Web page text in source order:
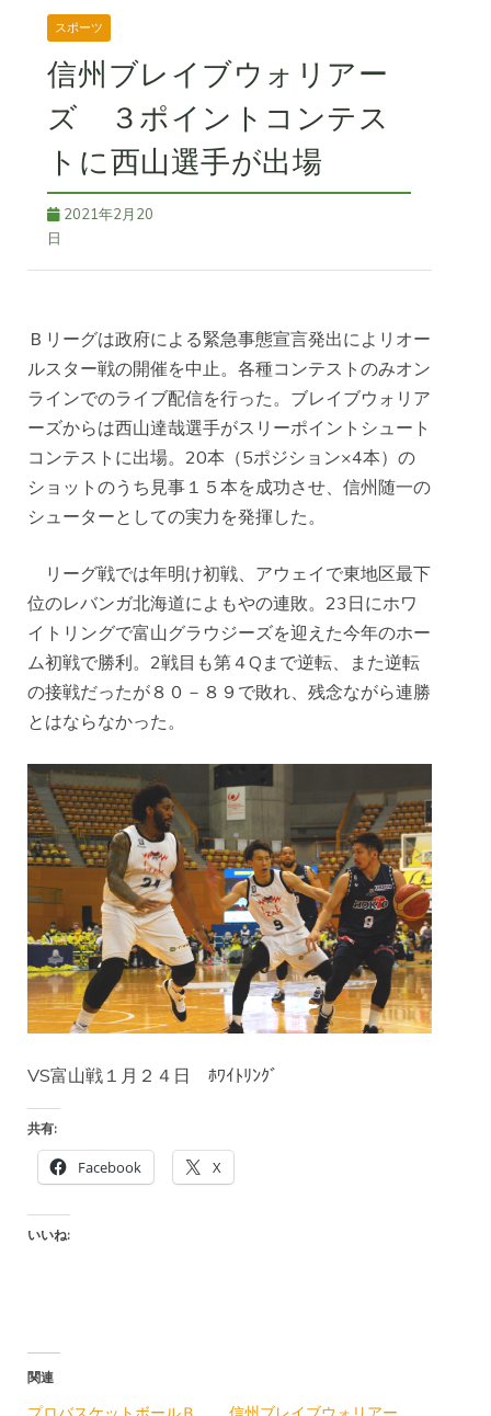
スポーツ
信州ブレイブウォリアー
ズ ３ポイントコンテス
トに西山選手が出場
2021年2月20
日
Ｂリーグは政府による緊急事態宣言発出によリオー
ルスター戦の開催を中止。各種コンテストのみオン
ラインでのライブ配信を行った。ブレイブウォリア
ーズからは西山達哉選手がスリーポイントシュート
コンテストに出場。20本（5ポジション×4本）の
ショットのうち見事１５本を成功させ、信州随一の
シューターとしての実力を発揮した。
リーグ戦では年明け初戦、アウェイで東地区最下
位のレバンガ北海道によもやの連敗。23日にホワ
イトリングで富山グラウジーズを迎えた今年のホー
ム初戦で勝利。2戦目も第４Qまで逆転、また逆転
の接戦だったが８０－８９で敗れ、残念ながら連勝
とはならなかった。
VS富山戦１月２４日 ﾎﾜｲﾄﾘﾝｸﾞ
共有:
Facebook X
いいね:
関連